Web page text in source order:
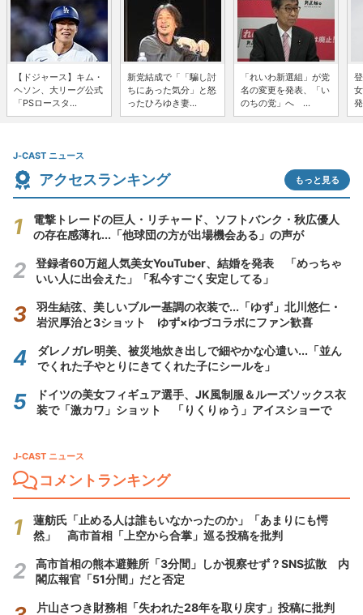
【ドジャース】キム・
ヘソン、大リーグ公式
「PSロースタ...
新党結成で「「騙し討
ちにあった気分」と怒
ったひろゆき妻...
「れいわ新選組」が党
名の変更を発表、「い
のちの党」へ ...
J-CAST ニュース
アクセスランキング もっと見る
電撃トレードの巨人・リチャード、ソフトバンク・秋広優人
の存在感薄れ...「他球団の方が出場機会ある」の声が
登録者60万超人気美女YouTuber、結婚を発表 「めっちゃ
いい人に出会えた」「私今すごく安定してる」
羽生結弦、美しいブルー基調の衣装で...「ゆず」北川悠仁・
岩沢厚治と3ショット ゆず×ゆづコラボにファン歓喜
ダレノガレ明美、被災地炊き出しで細やかな心遣い...「並ん
でくれた子やとりにきてくれた子にシールを」
ドイツの美女フィギュア選手、JK風制服＆ルーズソックス衣
装で「激カワ」ショット 「りくりゅう」アイスショーで
J-CAST ニュース
コメントランキング
蓮舫氏「止める人は誰もいなかったのか」「あまりにも愕
然」 高市首相「上空から合掌」巡る投稿を批判
高市首相の熊本避難所「3分間」しか視察せず？SNS拡散 内
閣広報官「51分間」だと否定
片山さつき財務相「失われた28年を取り戻す」投稿に批判